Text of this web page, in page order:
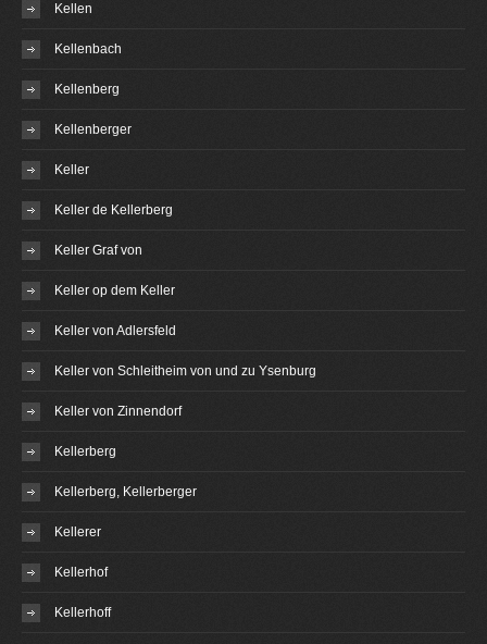
Kellen
Kellenbach
Kellenberg
Kellenberger
Keller
Keller de Kellerberg
Keller Graf von
Keller op dem Keller
Keller von Adlersfeld
Keller von Schleitheim von und zu Ysenburg
Keller von Zinnendorf
Kellerberg
Kellerberg, Kellerberger
Kellerer
Kellerhof
Kellerhoff